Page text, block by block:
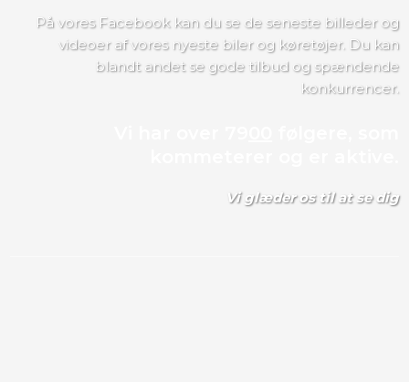
​​På vores Facebook kan du se de seneste billeder og
videoer af vores nyeste biler og køretøjer. Du kan
blandt andet se gode tilbud og spændende
konkurrencer.
Vi glæder os til at se dig